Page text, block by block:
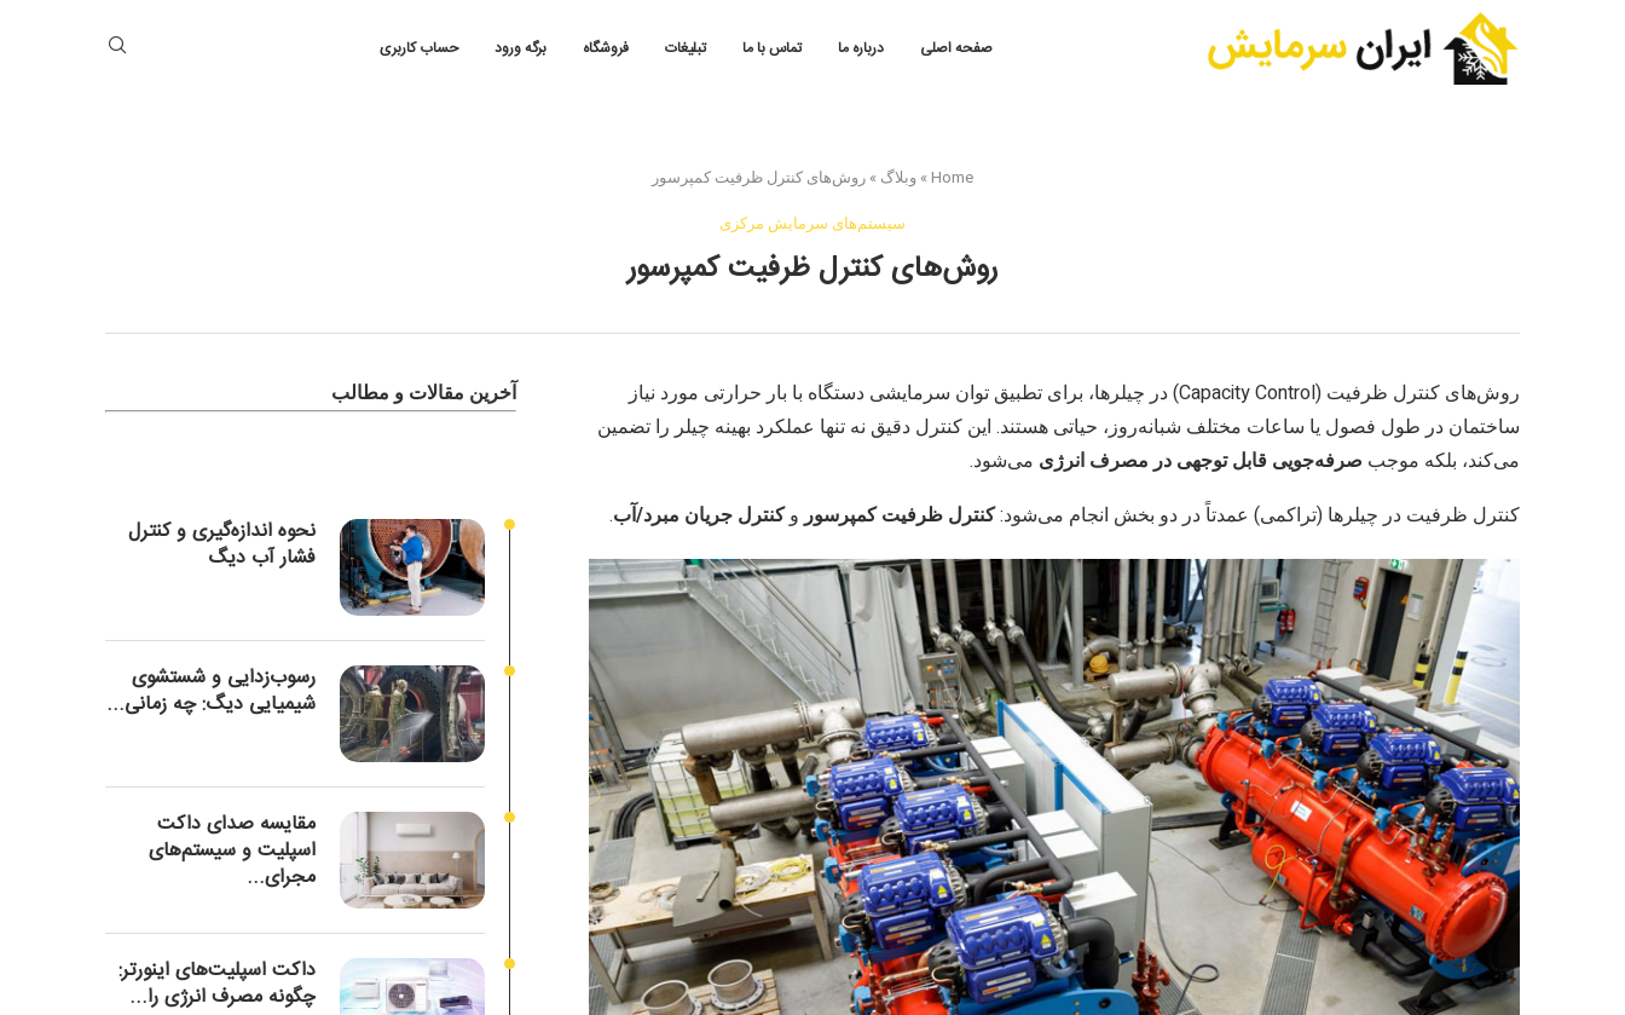
صفحه اصلی درباره ما تماس با ما تبلیغات فروشگاه برگه ورود حساب کاربری
Home
»وبلاگ »روش‌های کنترل ظرفیت کمپرسور
سیستم‌های سرمایش مرکزی
روش‌های کنترل ظرفیت کمپرسور
روش‌های کنترل ظرفیت (Capacity Control) در چیلرها، برای تطبیق توان سرمایشی دستگاه با بار حرارتی مورد نیاز
ساختمان در طول فصول یا ساعات مختلف شبانه‌روز، حیاتی هستند. این کنترل دقیق نه تنها عملکرد بهینه چیلر را تضمین
می‌کند، بلکه موجب صرفه‌جویی قابل توجهی در مصرف انرژی می‌شود.
کنترل ظرفیت در چیلرها (تراکمی) عمدتاً در دو بخش انجام می‌شود:کنترل ظرفیت کمپرسوروکنترل جریان مبرد/آب.
آخرین مقالات و مطالب
نحوه اندازه‌گیری و کنترل
فشار آب دیگ
رسوب‌زدایی و شستشوی
شیمیایی دیگ: چه زمانی...
مقایسه صدای داکت
اسپلیت و سیستم‌های
مجرای...
داکت اسپلیت‌های اینورتر:
چگونه مصرف انرژی را...